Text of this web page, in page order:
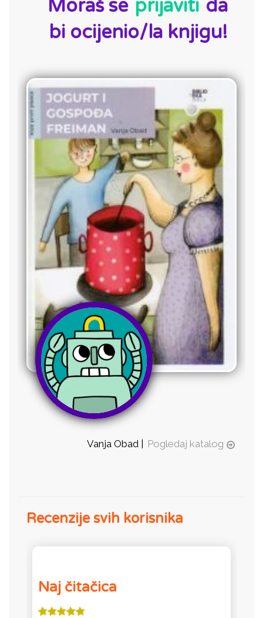
Moraš se prijaviti da
bi ocijenio/la knjigu!
Vanja Obad | Pogledaj katalog
Recenzije svih korisnika
Naj čitačica